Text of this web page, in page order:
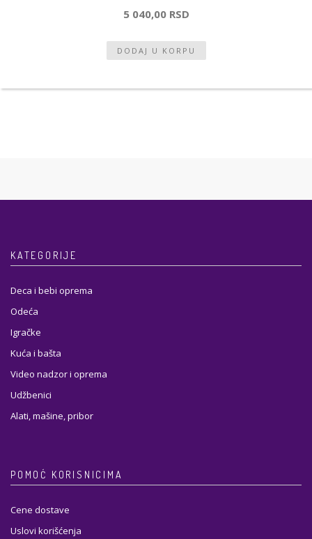
5 040,00 RSD
KATEGORIJE
Deca i bebi oprema
Odeća
Igračke
Kuća i bašta
Video nadzor i oprema
Udžbenici
Alati, mašine, pribor
POMOĆ KORISNICIMA
Cene dostave
Uslovi korišćenja